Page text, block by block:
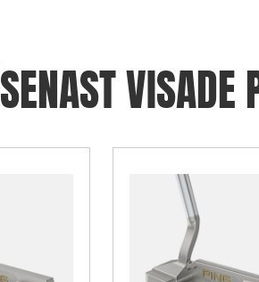
SENAST VISADE